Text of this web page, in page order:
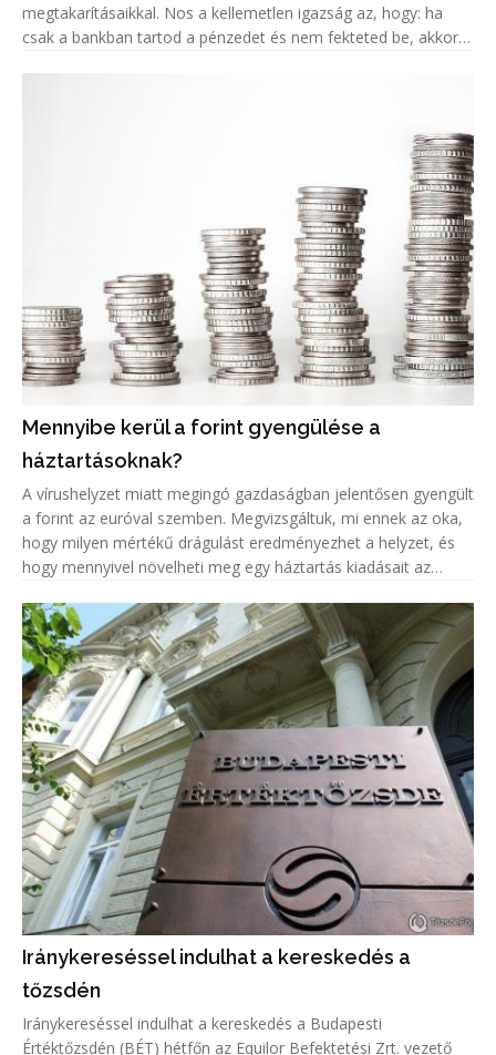
megtakarításaikkal. Nos a kellemetlen igazság az, hogy: ha
csak a bankban tartod a pénzedet és nem fekteted be, akkor
Mennyibe kerül a forint gyengülése a
háztartásoknak?
A vírushelyzet miatt megingó gazdaságban jelentősen gyengült
a forint az euróval szemben. Megvizsgáltuk, mi ennek az oka,
hogy milyen mértékű drágulást eredményezhet a helyzet, és
hogy mennyivel növelheti meg egy háztartás kiadásait az
Iránykereséssel indulhat a kereskedés a
tőzsdén
Iránykereséssel indulhat a kereskedés a Budapesti
Értéktőzsdén (BÉT) hétfőn az Equilor Befektetési Zrt. vezető